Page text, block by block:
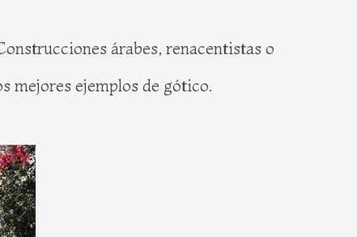
árabes, renacentistas o
mejores ejemplos de gótico.